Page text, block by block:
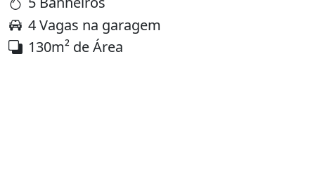
4 Vagas na garagem
130m² de Área